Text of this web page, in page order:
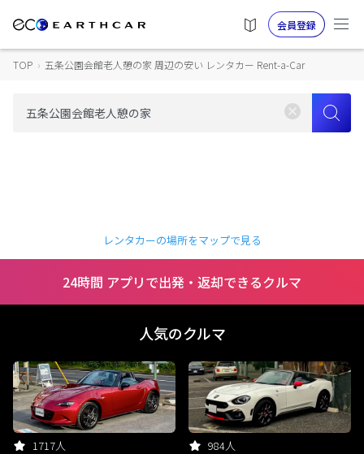
会員登録
TOP › 五条公園会館老人憩の家 周辺の安い レンタカー Rent-a-Car
レンタカーの場所をマップで見る
24時間 アプリで出発・返却できるクルマ
人気のクルマ
1717人 984人